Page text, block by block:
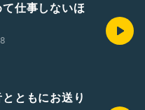
仕事しないほ
ともにお送り